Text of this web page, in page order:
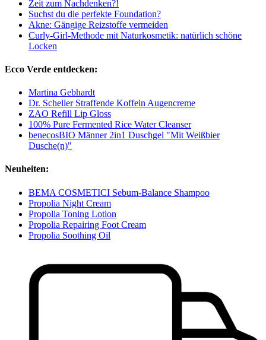
Zeit zum Nachdenken?!
Suchst du die perfekte Foundation?
Akne: Gängige Reizstoffe vermeiden
Curly-Girl-Methode mit Naturkosmetik: natürlich schöne
Locken
Ecco Verde entdecken:
Martina Gebhardt
Dr. Scheller Straffende Koffein Augencreme
ZAO Refill Lip Gloss
100% Pure Fermented Rice Water Cleanser
benecosBIO Männer 2in1 Duschgel "Mit Weißbier
Dusche(n)"
Neuheiten:
BEMA COSMETICI Sebum-Balance Shampoo
Propolia Night Cream
Propolia Toning Lotion
Propolia Repairing Foot Cream
Propolia Soothing Oil